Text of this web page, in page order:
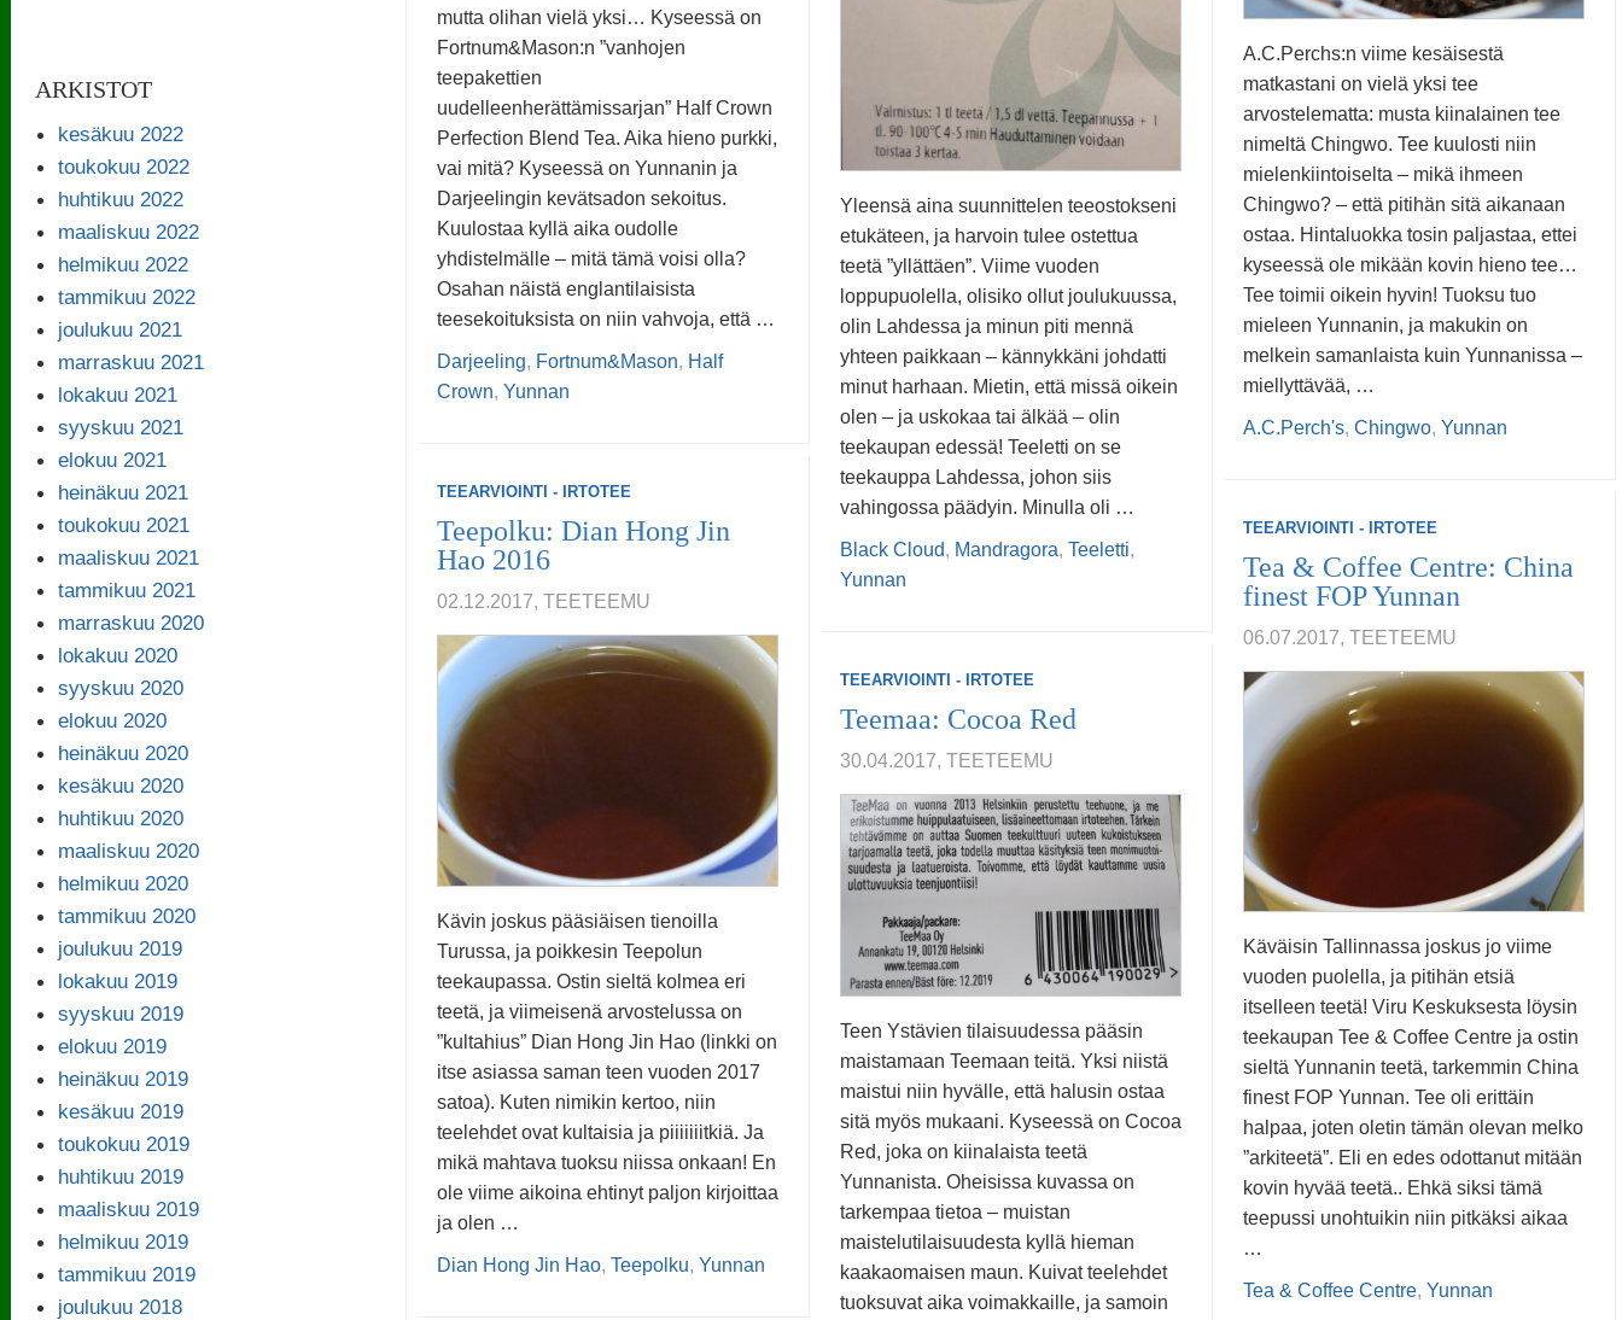
mutta olihan vielä yksi… Kyseessä on
Fortnum&Mason:n ”vanhojen
teepakettien
uudelleenherättämissarjan” Half Crown
Perfection Blend Tea. Aika hieno purkki,
vai mitä? Kyseessä on Yunnanin ja
Darjeelingin kevätsadon sekoitus.
Kuulostaa kyllä aika oudolle
yhdistelmälle – mitä tämä voisi olla?
Osahan näistä englantilaisista
teesekoituksista on niin vahvoja, että …
Darjeeling, Fortnum&Mason, Half
Crown, Yunnan
Yleensä aina suunnittelen teeostokseni
etukäteen, ja harvoin tulee ostettua
teetä ”yllättäen”. Viime vuoden
loppupuolella, olisiko ollut joulukuussa,
olin Lahdessa ja minun piti mennä
yhteen paikkaan – kännykkäni johdatti
minut harhaan. Mietin, että missä oikein
olen – ja uskokaa tai älkää – olin
teekaupan edessä! Teeletti on se
teekauppa Lahdessa, johon siis
vahingossa päädyin. Minulla oli …
Black Cloud, Mandragora, Teeletti,
Yunnan
A.C.Perchs:n viime kesäisestä
matkastani on vielä yksi tee
arvostelematta: musta kiinalainen tee
nimeltä Chingwo. Tee kuulosti niin
mielenkiintoiselta – mikä ihmeen
Chingwo? – että pitihän sitä aikanaan
ostaa. Hintaluokka tosin paljastaa, ettei
kyseessä ole mikään kovin hieno tee…
Tee toimii oikein hyvin! Tuoksu tuo
mieleen Yunnanin, ja makukin on
melkein samanlaista kuin Yunnanissa –
miellyttävää, …
A.C.Perch's, Chingwo, Yunnan
TEEARVIOINTI - IRTOTEE
Teepolku: Dian Hong Jin
Hao 2016
02.12.2017, TEETEEMU
Kävin joskus pääsiäisen tienoilla
Turussa, ja poikkesin Teepolun
teekaupassa. Ostin sieltä kolmea eri
teetä, ja viimeisenä arvostelussa on
”kultahius” Dian Hong Jin Hao (linkki on
itse asiassa saman teen vuoden 2017
satoa). Kuten nimikin kertoo, niin
teelehdet ovat kultaisia ja piiiiiiitkiä. Ja
mikä mahtava tuoksu niissa onkaan! En
ole viime aikoina ehtinyt paljon kirjoittaa
ja olen …
Dian Hong Jin Hao, Teepolku, Yunnan
TEEARVIOINTI - IRTOTEE
Tea & Coffee Centre: China
finest FOP Yunnan
06.07.2017, TEETEEMU
Käväisin Tallinnassa joskus jo viime
vuoden puolella, ja pitihän etsiä
itselleen teetä! Viru Keskuksesta löysin
teekaupan Tee & Coffee Centre ja ostin
sieltä Yunnanin teetä, tarkemmin China
finest FOP Yunnan. Tee oli erittäin
halpaa, joten oletin tämän olevan melko
”arkiteetä”. Eli en edes odottanut mitään
kovin hyvää teetä.. Ehkä siksi tämä
teepussi unohtuikin niin pitkäksi aikaa
…
Tea & Coffee Centre, Yunnan
TEEARVIOINTI - IRTOTEE
Teemaa: Cocoa Red
30.04.2017, TEETEEMU
Teen Ystävien tilaisuudessa pääsin
maistamaan Teemaan teitä. Yksi niistä
maistui niin hyvälle, että halusin ostaa
sitä myös mukaani. Kyseessä on Cocoa
Red, joka on kiinalaista teetä
Yunnanista. Oheisissa kuvassa on
tarkempaa tietoa – muistan
maistelutilaisuudesta kyllä hieman
kaakaomaisen maun. Kuivat teelehdet
tuoksuvat aika voimakkaille, ja samoin
ARKISTOT
kesäkuu 2022
toukokuu 2022
huhtikuu 2022
maaliskuu 2022
helmikuu 2022
tammikuu 2022
joulukuu 2021
marraskuu 2021
lokakuu 2021
syyskuu 2021
elokuu 2021
heinäkuu 2021
toukokuu 2021
maaliskuu 2021
tammikuu 2021
marraskuu 2020
lokakuu 2020
syyskuu 2020
elokuu 2020
heinäkuu 2020
kesäkuu 2020
huhtikuu 2020
maaliskuu 2020
helmikuu 2020
tammikuu 2020
joulukuu 2019
lokakuu 2019
syyskuu 2019
elokuu 2019
heinäkuu 2019
kesäkuu 2019
toukokuu 2019
huhtikuu 2019
maaliskuu 2019
helmikuu 2019
tammikuu 2019
joulukuu 2018